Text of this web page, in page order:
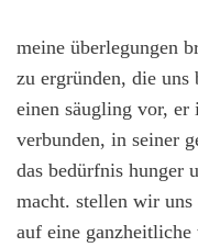
meine überlegungen
zu ergründen, die uns
einen säugling vor, er
verbunden, in seiner
das bedürfnis hunger
macht. stellen wir
auf eine ganzheitliche